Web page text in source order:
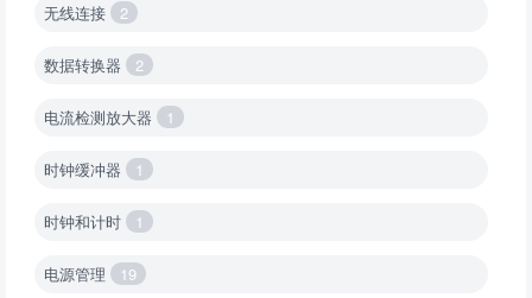
无线连接 2
数据转换器 2
电流检测放大器 1
时钟缓冲器 1
时钟和计时 1
电源管理 19